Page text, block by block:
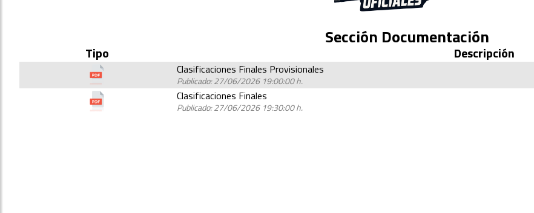
Sección Documentación
Tipo Descripción
Clasificaciones Finales Provisionales
Publicado: 27/06/2026 19:00:00 h.
Clasificaciones Finales
Publicado: 27/06/2026 19:30:00 h.